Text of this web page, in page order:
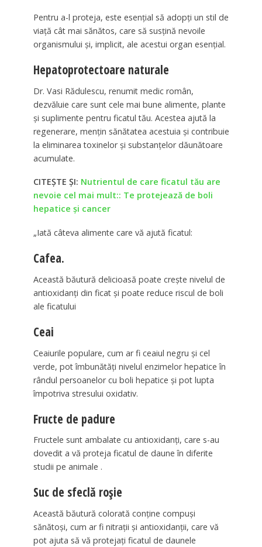
Pentru a-l proteja, este esențial să adopți un stil de
viață cât mai sănătos, care să susțină nevoile
organismului și, implicit, ale acestui organ esențial.
Hepatoprotectoare naturale
Dr. Vasi Rădulescu, renumit medic român,
dezvăluie care sunt cele mai bune alimente, plante
și suplimente pentru ficatul tău. Acestea ajută la
regenerare, mențin sănătatea acestuia și contribuie
la eliminarea toxinelor și substanțelor dăunătoare
acumulate.
CITEȘTE ȘI: Nutrientul de care ficatul tău are
nevoie cel mai mult:: Te protejează de boli
hepatice și cancer
„Iată câteva alimente care vă ajută ficatul:
Cafea.
Această băutură delicioasă poate crește nivelul de
antioxidanți din ficat și poate reduce riscul de boli
ale ficatului
Ceai
Ceaiurile populare, cum ar fi ceaiul negru și cel
verde, pot îmbunătăți nivelul enzimelor hepatice în
rândul persoanelor cu boli hepatice și pot lupta
împotriva stresului oxidativ.
Fructe de padure
Fructele sunt ambalate cu antioxidanți, care s-au
dovedit a vă proteja ficatul de daune în diferite
studii pe animale .
Suc de sfeclă roșie
Această băutură colorată conține compuși
sănătoși, cum ar fi nitrații și antioxidanții, care vă
pot ajuta să vă protejați ficatul de daunele